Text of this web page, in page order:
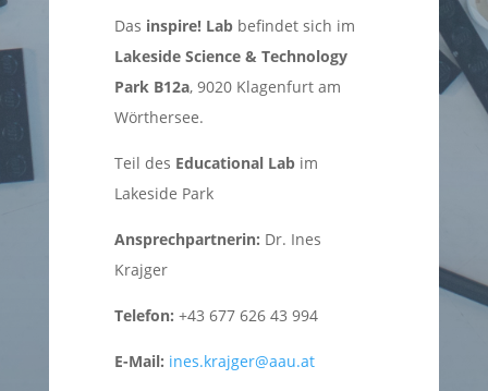
Das inspire! Labbefindet sich im
Lakeside Science & Technology
Park B12a, 9020 Klagenfurt am
Wörthersee.
Teil des Educational Labim
Lakeside Park
Ansprechpartnerin: Dr. Ines
Krajger
Telefon: +43 677 626 43 994
E-Mail: ines.krajger@aau.at